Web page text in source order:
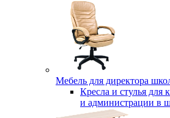
Мебель для директора
Кресла и стулья для
и администрации в